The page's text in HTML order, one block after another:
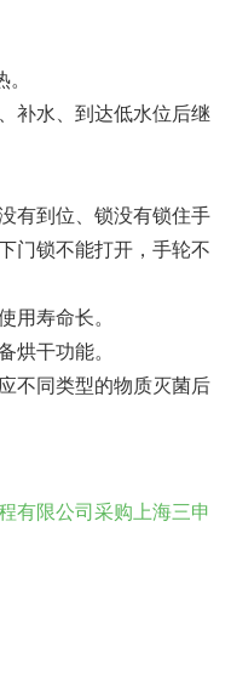
。
补水、到达低水位后继
有到位、锁没有锁住手
门锁不能打开，手轮不
用寿命长。
烘干功能。
不同类型的物质灭菌后
有限公司采购上海三申